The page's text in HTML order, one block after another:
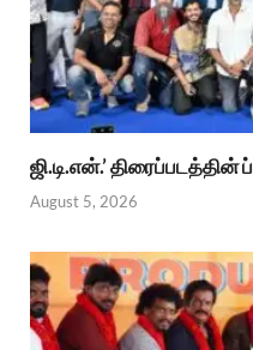
ஜி.டி.என்.’ திரைப்படத்தின்
August 5, 2026